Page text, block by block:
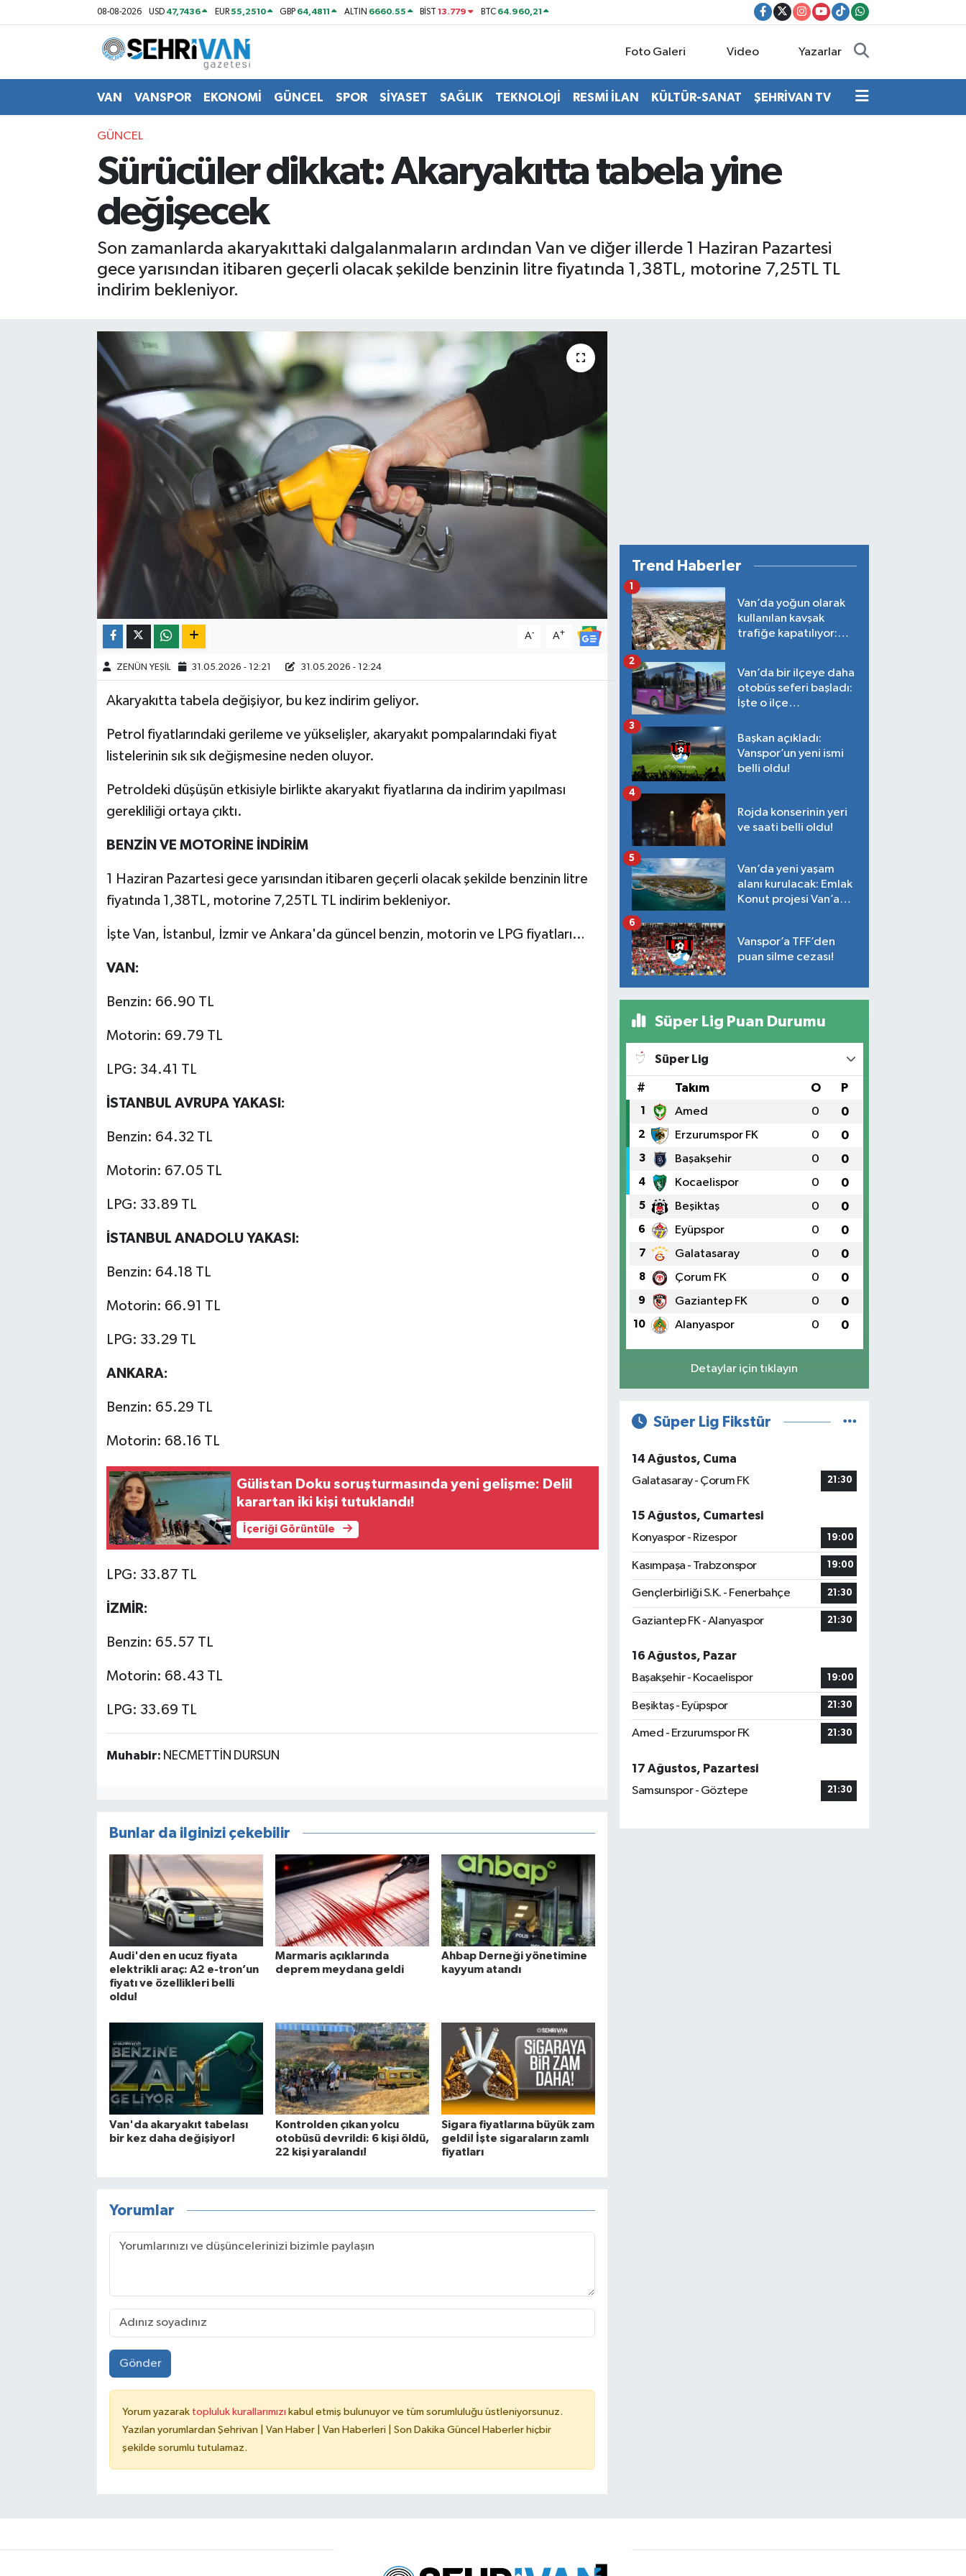
08-08-2026 USD 47,7436 EUR55,2510 GBP 64,4811 ALTIN 6660.55 BİST13.779 BTC 64.960,21
Foto Galeri Video Yazarlar
VAN VANSPOR EKONOMİ GÜNCEL SPOR SİYASET SAĞLIK TEKNOLOJİ RESMİ İLAN KÜLTÜR-SANAT ŞEHRİVAN TV
GÜNCEL
Sürücüler dikkat: Akaryakıtta tabela yine
değişecek
Son zamanlarda akaryakıttaki dalgalanmaların ardından Van ve diğer illerde 1 Haziran Pazartesi
gece yarısından itibaren geçerli olacak şekilde benzinin litre fiyatında 1,38TL, motorine 7,25TL TL
indirim bekleniyor.
A- A+
ZENÜN YEŞİL 31.05.2026 - 12:21 31.05.2026 - 12:24
Akaryakıtta tabela değişiyor, bu kez indirim geliyor.
Petrol fiyatlarındaki gerileme ve yükselişler, akaryakıt pompalarındaki fiyat
listelerinin sık sık değişmesine neden oluyor.
Petroldeki düşüşün etkisiyle birlikte akaryakıt fiyatlarına da indirim yapılması
gerekliliği ortaya çıktı.
BENZİN VE MOTORİNE İNDİRİM
1 Haziran Pazartesi gece yarısından itibaren geçerli olacak şekilde benzinin litre
fiyatında 1,38TL, motorine 7,25TL TL indirim bekleniyor.
İşte Van, İstanbul, İzmir ve Ankara'da güncel benzin, motorin ve LPG fiyatları…
VAN:
Benzin: 66.90 TL
Motorin: 69.79 TL
LPG: 34.41 TL
İSTANBUL AVRUPA YAKASI:
Benzin: 64.32 TL
Motorin: 67.05 TL
LPG: 33.89 TL
İSTANBUL ANADOLU YAKASI:
Benzin: 64.18 TL
Motorin: 66.91 TL
LPG: 33.29 TL
ANKARA:
Benzin: 65.29 TL
Motorin: 68.16 TL
Gülistan Doku soruşturmasında yeni gelişme: Delil
karartan iki kişi tutuklandı!
İçeriği Görüntüle
LPG: 33.87 TL
İZMİR:
Benzin: 65.57 TL
Motorin: 68.43 TL
LPG: 33.69 TL
Muhabir: NECMETTİN DURSUN
Bunlar da ilginizi çekebilir
Audi'den en ucuz fiyata
elektrikli araç: A2 e-tron’un
fiyatı ve özellikleri belli
oldu!
Marmaris açıklarında
deprem meydana geldi
Ahbap Derneği yönetimine
kayyum atandı
Van'da akaryakıt tabelası
bir kez daha değişiyor!
Kontrolden çıkan yolcu
otobüsü devrildi: 6 kişi öldü,
22 kişi yaralandı!
Sigara fiyatlarına büyük zam
geldi! İşte sigaraların zamlı
fiyatları
Yorumlar
Gönder
Yorum yazarak topluluk kurallarımızı kabul etmiş bulunuyor ve tüm sorumluluğu üstleniyorsunuz.
Yazılan yorumlardan Şehrivan | Van Haber | Van Haberleri | Son Dakika Güncel Haberler hiçbir
şekilde sorumlu tutulamaz.
Trend Haberler
Van’da yoğun olarak
kullanılan kavşak
trafiğe kapatılıyor:
1
Van’da bir ilçeye daha
otobüs seferi başladı:
İşte o ilçe…
2
Başkan açıkladı:
Vanspor’un yeni ismi
belli oldu!
3
Rojda konserinin yeri
ve saati belli oldu!
4
Van’da yeni yaşam
alanı kurulacak: Emlak
Konut projesi Van’a
5
Vanspor’a TFF’den
puan silme cezası!
6
Süper Lig Puan Durumu
Süper Lig
# Takım O P
1 Amed 0 0
2 Erzurumspor FK 0 0
3 Başakşehir 0 0
4 Kocaelispor 0 0
5 Beşiktaş 0 0
6 Eyüpspor 0 0
7 Galatasaray 0 0
8 Çorum FK 0 0
9 Gaziantep FK 0 0
10 Alanyaspor 0 0
Detaylar için tıklayın
Süper Lig Fikstür
14 Ağustos, Cuma
Galatasaray - Çorum FK
21:30
15 Ağustos, Cumartesi
Konyaspor - Rizespor
19:00
Kasımpaşa - Trabzonspor 19:00
Gençlerbirliği S.K. - Fenerbahçe 21:30
Gaziantep FK - Alanyaspor 21:30
16 Ağustos, Pazar
Başakşehir - Kocaelispor
19:00
Beşiktaş - Eyüpspor 21:30
Amed - Erzurumspor FK 21:30
17 Ağustos, Pazartesi
Samsunspor - Göztepe
21:30
Van Nöbetçi Eczaneler
Van Hava Durumu
VAN Namaz Vakitleri
Van Trafik Yoğunluk Haritası
Süper Lig Puan Durumu ve Fikstür
Son Dakika Haberleri